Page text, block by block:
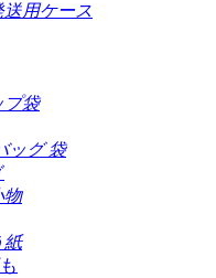
送用ケース
プ袋
ッグ 袋
物
紙